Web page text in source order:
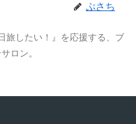
ぷさち
旅したい！』を応援する、ブ
ロン。